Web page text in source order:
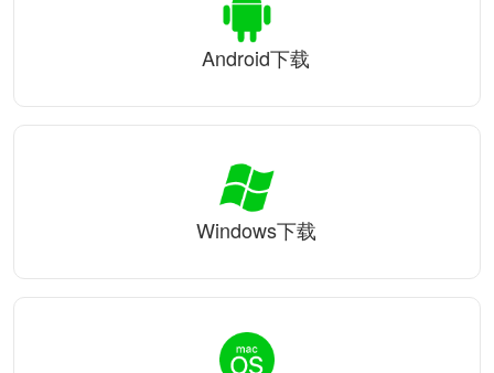
Android下载
Windows下载